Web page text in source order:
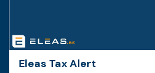
Eleas Tax Alert